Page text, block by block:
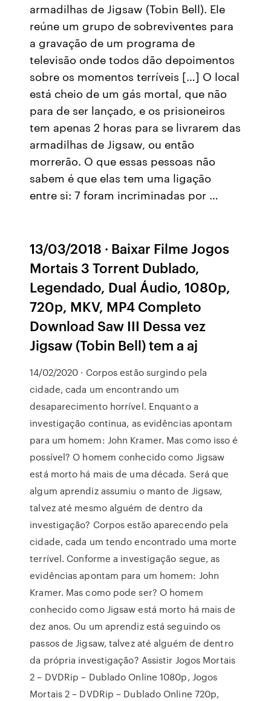
armadilhas de Jigsaw (Tobin Bell). Ele
reúne um grupo de sobreviventes para
a gravação de um programa de
televisão onde todos dão depoimentos
sobre os momentos terríveis […] O local
está cheio de um gás mortal, que não
para de ser lançado, e os prisioneiros
tem apenas 2 horas para se livrarem das
armadilhas de Jigsaw, ou então
morrerão. O que essas pessoas não
sabem é que elas tem uma ligação
entre si: 7 foram incriminadas por …
13/03/2018 · Baixar Filme Jogos
Mortais 3 Torrent Dublado,
Legendado, Dual Áudio, 1080p,
720p, MKV, MP4 Completo
Download Saw III Dessa vez
Jigsaw (Tobin Bell) tem a aj
14/02/2020 · Corpos estão surgindo pela
cidade, cada um encontrando um
desaparecimento horrível. Enquanto a
investigação continua, as evidências apontam
para um homem: John Kramer. Mas como isso é
possível? O homem conhecido como Jigsaw
está morto há mais de uma década. Será que
algum aprendiz assumiu o manto de Jigsaw,
talvez até mesmo alguém de dentro da
investigação? Corpos estão aparecendo pela
cidade, cada um tendo encontrado uma morte
terrível. Conforme a investigação segue, as
evidências apontam para um homem: John
Kramer. Mas como pode ser? O homem
conhecido como Jigsaw está morto há mais de
dez anos. Ou um aprendiz está seguindo os
passos de Jigsaw, talvez até alguém de dentro
da própria investigação? Assistir Jogos Mortais
2 – DVDRip – Dublado Online 1080p, Jogos
Mortais 2 – DVDRip – Dublado Online 720p,